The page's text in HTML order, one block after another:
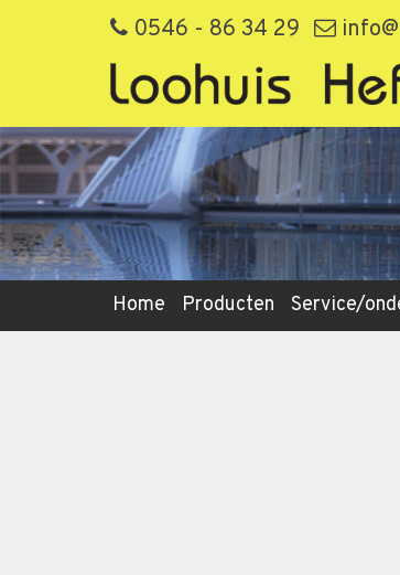
0546 - 86 34 29
Home Producten Service/